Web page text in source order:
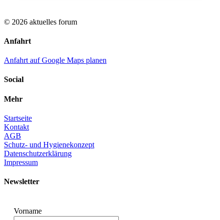
© 2026 aktuelles forum
Anfahrt
Anfahrt auf Google Maps planen
Social
Mehr
Startseite
Kontakt
AGB
Schutz- und Hygienekonzept
Datenschutzerklärung
Impressum
Newsletter
Vorname